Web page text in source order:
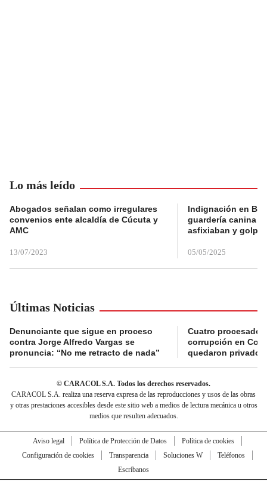
Lo más leído
Abogados señalan como irregulares
convenios ente alcaldía de Cúcuta y
AMC
13/07/2023
Indignación en
guardería canina
asfixiaban y
05/05/2025
Últimas Noticias
Denunciante que sigue en proceso
contra Jorge Alfredo Vargas se
pronuncia: “No me retracto de nada”
Cuatro
corrupción en
quedaron
© CARACOL S.A. Todos los derechos reservados.
CARACOL S.A. realiza una reserva expresa de las reproducciones y usos de las obras
y otras prestaciones accesibles desde este sitio web a medios de lectura mecánica u otros
medios que resulten adecuados.
Aviso legal Política de Protección de Datos
Política de cookies
Configuración de cookies
Transparencia Soluciones W
Teléfonos
Escríbanos